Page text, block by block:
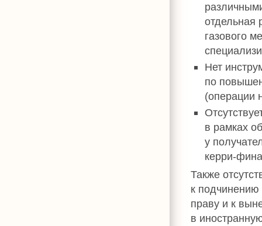
отдельная
газового
Нет
по
(операции
в рамках
у
керри-
Также
к подчинению
праву и к
в